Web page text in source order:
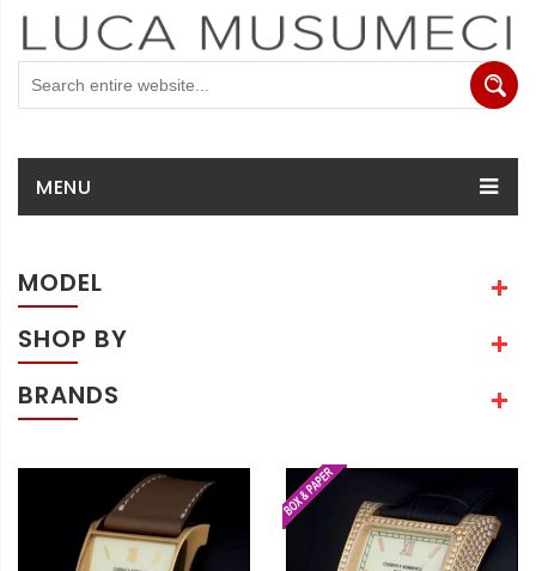
MENU
MODEL
SHOP BY
BRANDS